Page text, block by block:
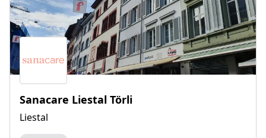
Sanacare Liestal Törli
Liestal